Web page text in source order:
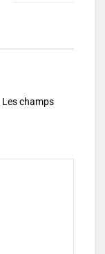
Les champs